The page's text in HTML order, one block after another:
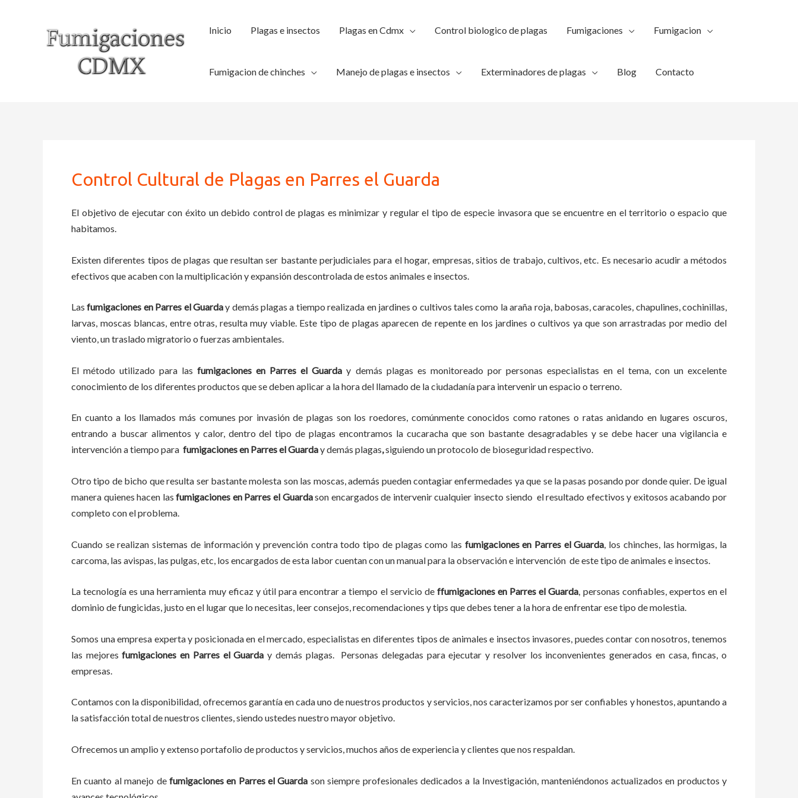
Inicio Plagas e insectos Plagas en Cdmx Control biologico de plagas Fumigaciones Fumigacion
Fumigacion de chinches Manejo de plagas e insectos Exterminadores de plagas Blog Contacto
Control Cultural de Plagas en Parres el Guarda
El objetivo de ejecutar con éxito un debido control de plagas es minimizar y regular el tipo de especie invasora que se encuentre en el territorio o espacio que
habitamos.
Existen diferentes tipos de plagas que resultan ser bastante perjudiciales para el hogar, empresas, sitios de trabajo, cultivos, etc. Es necesario acudir a métodos
efectivos que acaben con la multiplicación y expansión descontrolada de estos animales e insectos.
Las fumigaciones en Parres el Guarday demás plagas a tiempo realizada enjardines o cultivos tales como la araña roja, babosas, caracoles, chapulines, cochinillas,
larvas, moscas blancas, entre otras, resulta muy viable. Este tipo de plagas aparecen de repente en los jardines o cultivos ya que son arrastradas por medio del
viento, un traslado migratorio o fuerzas ambientales.
El método utilizado para las fumigaciones en Parres el Guarda y demás plagas es monitoreado por personas especialistas en el tema, con un excelente
conocimiento de los diferentes productos que se deben aplicar a la hora del llamado de la ciudadanía para intervenir un espacio o terreno.
En cuanto a los llamados más comunes por invasión de plagas son los roedores, comúnmente conocidos como ratones o ratas anidando en lugares oscuros,
entrando a buscar alimentos y calor, dentro del tipo de plagas encontramos la cucaracha que son bastante desagradables y se debe hacer una vigilancia e
intervención a tiempo para fumigacionesen Parres el Guarday demás plagas,siguiendo un protocolo de bioseguridad respectivo.
Otro tipo de bicho que resulta ser bastante molesta son las moscas, además pueden contagiar enfermedades ya que se la pasas posando por donde quier. De igual
manera quienes hacen las fumigaciones en Parres el Guardason encargados de intervenir cualquier insecto siendo el resultado efectivos y exitosos acabando por
completo con el problema.
Cuando se realizan sistemas de información y prevención contra todo tipo de plagas como las fumigacionesen Parres el Guarda , los chinches, las hormigas, la
carcoma, las avispas, las pulgas, etc, los encargados de esta laborcuentan con un manual para la observación e intervención de este tipo de animales e insectos.
La tecnología es una herramienta muy eficaz y útil para encontrar a tiempo el servicio de ffumigaciones en Parres el Guarda, personas confiables, expertos en el
dominio de fungicidas, justo en el lugar que lo necesitas, leer consejos, recomendaciones y tips que debes tener a la hora de enfrentar ese tipo de molestia.
Somos una empresa experta y posicionada en el mercado, especialistas en diferentes tipos de animales e insectos invasores, puedes contar con nosotros, tenemos
las mejoresfumigaciones en Parres el Guarda y demás plagas. Personas delegadas para ejecutar y resolver los inconvenientes generados en casa, fincas, o
empresas.
Contamos con la disponibilidad, ofrecemos garantía en cada uno de nuestros productos y servicios, nos caracterizamos por ser confiables y honestos, apuntando a
la satisfacción total de nuestros clientes, siendo ustedes nuestro mayor objetivo.
Ofrecemos un amplio y extenso portafolio de productos y servicios, muchos años de experiencia y clientes que nos respaldan.
En cuanto almanejo defumigacionesen Parres el Guarda son siempre profesionales dedicados a la Investigación, manteniéndonos actualizados en productos y